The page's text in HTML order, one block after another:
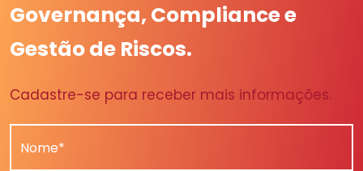
Governança, Compliance e
Gestão de Riscos.
Cadastre-se para receber mais informações.
Nome*